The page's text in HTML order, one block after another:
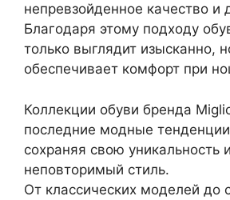
непревзойденное качество и
Благодаря этому подходу
только выглядит изысканно,
обеспечивает комфорт при
Коллекции обуви бренда
последние модные
сохраняя свою уникальность и
неповторимый стиль.
От классических моделей до